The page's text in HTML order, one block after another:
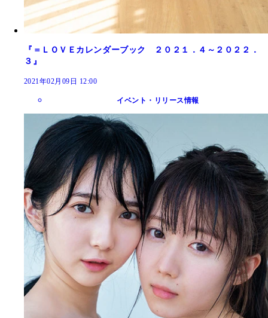
『＝ＬＯＶＥカレンダーブック ２０２１．４～２０２２．
３』
2021年02月09日 12:00
イベント・リリース情報